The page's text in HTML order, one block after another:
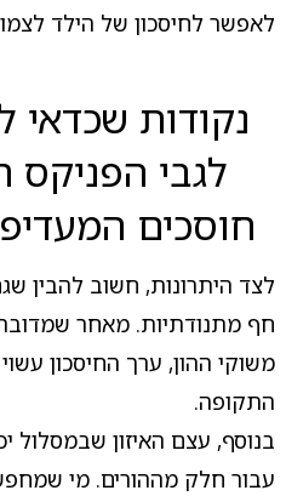
לאפשר לחיסכון של הילד
נקודות שכדאי
לגבי הפניקס
חוסכים
לצד היתרונות, חשוב להבין
חף מתנודתיות. מאחר
משוקי ההון, ערך החיסכון
התקופה.
בנוסף, עצם האיזון שבמסלול
עבור חלק מההורים. מי